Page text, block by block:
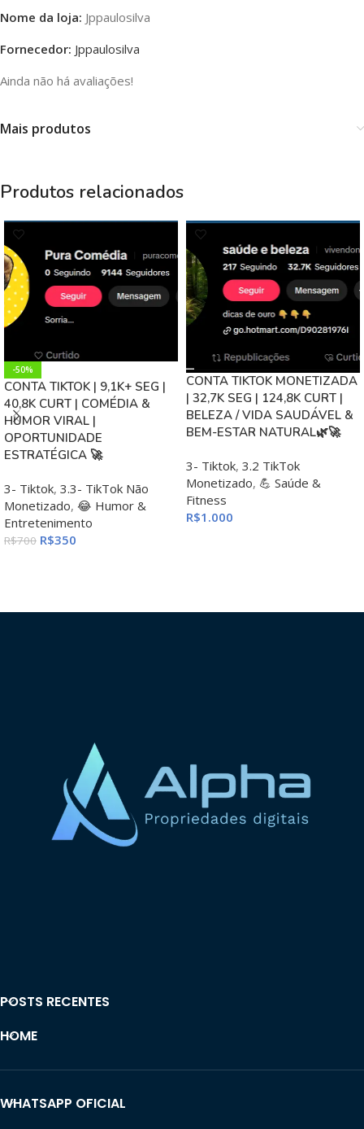
Nome da loja: Jppaulosilva
Fornecedor: Jppaulosilva
Ainda não há avaliações!
Mais produtos
Produtos relacionados
-50%
CONTA TIKTOK | 9,1K+ SEG |
40,8K CURT | COMÉDIA &
HUMOR VIRAL |
OPORTUNIDADE
ESTRATÉGICA 🚀
3- Tiktok, 3.3- TikTok Não
Monetizado, 😂 Humor &
Entretenimento
R$700 R$350
CONTA TIKTOK MONETIZADA
| 32,7K SEG | 124,8K CURT |
BELEZA / VIDA SAUDÁVEL &
BEM-ESTAR NATURAL🌿🚀
3- Tiktok, 3.2 TikTok
Monetizado, 💪 Saúde &
Fitness
R$1.000
POSTS RECENTES
HOME
WHATSAPP OFICIAL